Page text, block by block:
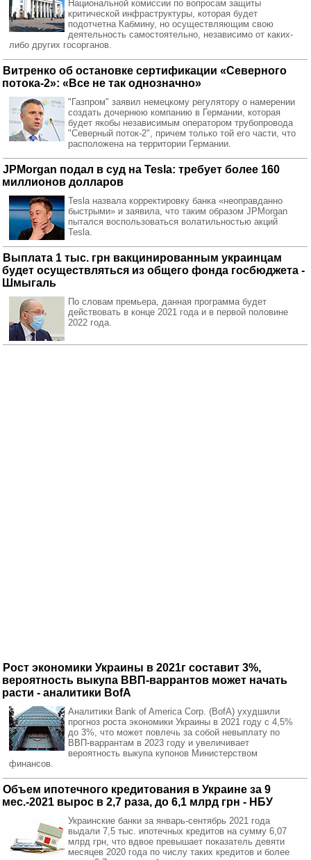
Национальной комиссии по вопросам защиты
критической инфраструктуры, которая будет
подотчетна Кабмину, но осуществляющим свою
деятельность самостоятельно, независимо от каких-
либо других госорганов.
Витренко об остановке сертификации «Северного
потока-2»: «Все не так однозначно»
"Газпром" заявил немецкому регулятору о намерении
создать дочернюю компанию в Германии, которая
будет якобы независимым оператором трубопровода
"Северный поток-2", причем только той его части, что
расположена на территории Германии.
JPMorgan подал в суд на Tesla: требует более 160
миллионов долларов
Tesla назвала корректировку банка «неоправданно
быстрыми» и заявила, что таким образом JPMorgan
пытался воспользоваться волатильностью акций
Tesla.
Выплата 1 тыс. грн вакцинированным украинцам
будет осуществляться из общего фонда госбюджета -
Шмыгаль
По словам премьера, данная программа будет
действовать в конце 2021 года и в первой половине
2022 года.
Рост экономики Украины в 2021г составит 3%,
вероятность выкупа ВВП-варрантов может начать
расти - аналитики BofA
Аналитики Bank of America Corp. (BofA) ухудшили
прогноз роста экономики Украины в 2021 году с 4,5%
до 3%, что может повлечь за собой невыплату по
ВВП-варрантам в 2023 году и увеличивает
вероятность выкупа купонов Министерством
финансов.
Объем ипотечного кредитования в Украине за 9
мес.-2021 вырос в 2,7 раза, до 6,1 млрд грн - НБУ
Украинские банки за январь-сентябрь 2021 года
выдали 7,5 тыс. ипотечных кредитов на сумму 6,07
млрд грн, что вдвое превышает показатель девяти
месяцев 2020 года по числу таких кредитов и более